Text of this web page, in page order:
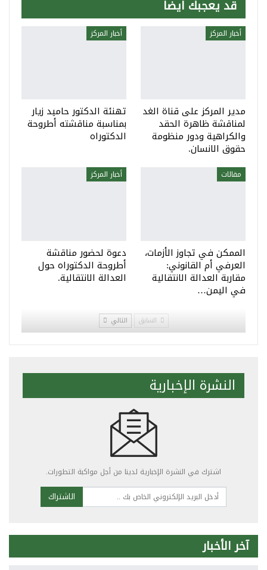
قد يعجبك ايضا
أخبار المركز
مدير المركز على قناة الغد
لمناقشة ظاهرة الحقد
والكراهية ودور منظومة
حقوق الانسان.
أخبار المركز
تهنئة الدكتور حاميد زيار
بمناسبة مناقشته أطروحة
الدكتوراه
مقالات
الممكن في تجاوز الأزمات،
العرفي أم القانوني:
مقاربة العدالة الانتقالية
في اليمن…
أخبار المركز
دعوة لحضور مناقشة
أطروحة الدكتوراه حول
العدالة الانتقالية.
السابق التالي
النشرة الإخبارية
اشترك في النشرة الإخبارية لدينا من أجل مواكبة التطورات.
الاشتراك
آخر الأخبار